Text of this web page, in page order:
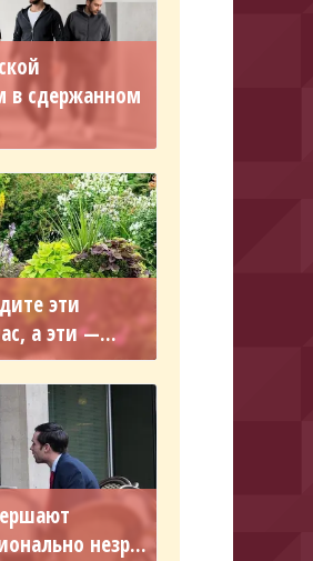
в сдержанном
эти
а эти —...
незр...